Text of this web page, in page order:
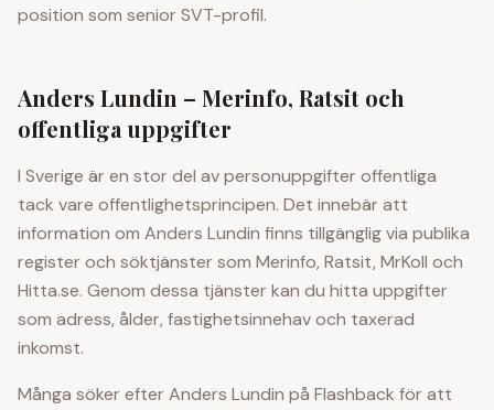
position som senior SVT-profil.
Anders Lundin – Merinfo, Ratsit och
offentliga uppgifter
I Sverige är en stor del av personuppgifter offentliga
tack vare offentlighetsprincipen. Det innebär att
information om Anders Lundin finns tillgänglig via publika
register och söktjänster som Merinfo, Ratsit, MrKoll och
Hitta.se. Genom dessa tjänster kan du hitta uppgifter
som adress, ålder, fastighetsinnehav och taxerad
inkomst.
Många söker efter Anders Lundin på Flashback för att